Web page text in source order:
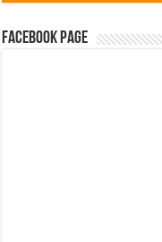
Facebook Page